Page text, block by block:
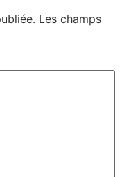
Les champs